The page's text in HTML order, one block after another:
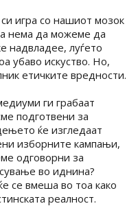
игра со нашиот мозок
нема да можеме да
надвладее, луѓето
убаво искуство. Но,
етичките вредности.
ги грабаат
подготвени за
ќе изгледаат
изборните кампањи,
одговорни за
во иднина?
се вмеша во тоа како
реалност.